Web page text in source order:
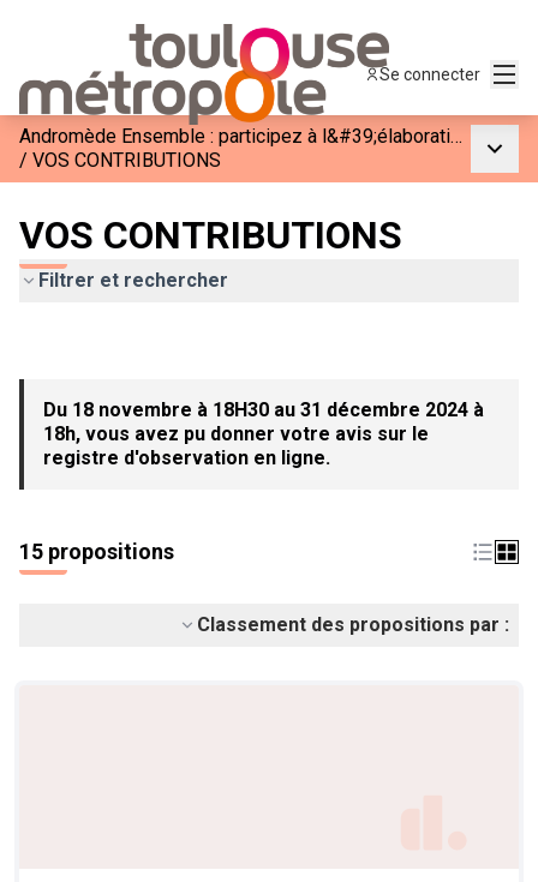
Se connecter
Andromède Ensemble : participez à l&#39;élaboration de la phase 3
/ VOS CONTRIBUTIONS
VOS CONTRIBUTIONS
Filtrer et rechercher
Du 18 novembre à 18H30 au 31 décembre 2024 à
18h, vous avez pu donner votre avis sur le
registre d'observation en ligne.
15 propositions
Classement des propositions par :